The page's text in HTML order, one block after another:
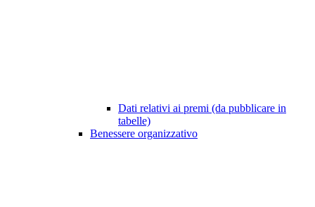
Dati relativi ai premi (da pubblicare in
tabelle)
Benessere organizzativo